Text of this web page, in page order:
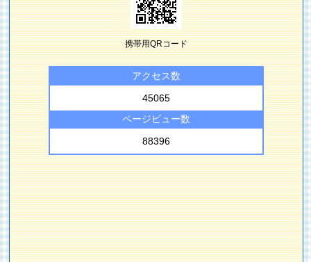
携帯用QRコード
アクセス数
45065
ページビュー数
88396